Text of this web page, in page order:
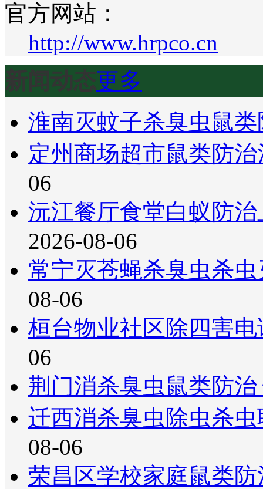
官方网站：
http://www.hrpco.cn
新闻动态更多
淮南灭蚊子杀臭虫鼠
定州商场超市鼠类防
06
沅江餐厅食堂白蚁防
2026-08-06
常宁灭苍蝇杀臭虫杀
08-06
桓台物业社区除四害
06
荆门消杀臭虫鼠类防
迁西消杀臭虫除虫杀
08-06
荣昌区学校家庭鼠类